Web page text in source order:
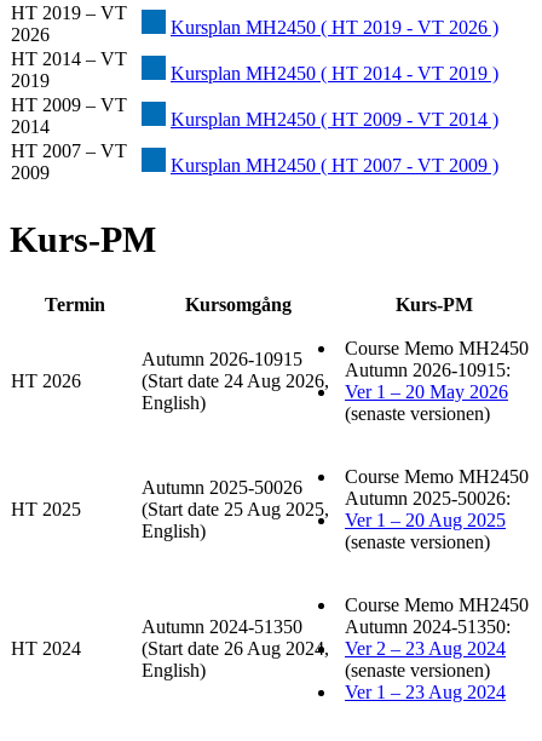
HT 2019 – VT
2026
Kursplan MH2450 ( HT 2019 - VT 2026 )
HT 2014 – VT
2019
Kursplan MH2450 ( HT 2014 - VT 2019 )
HT 2009 – VT
2014
Kursplan MH2450 ( HT 2009 - VT 2014 )
HT 2007 – VT
2009
Kursplan MH2450 ( HT 2007 - VT 2009 )
Kurs-PM
Termin Kursomgång Kurs-PM
HT 2026
Autumn 2026-10915
(Start date 24 Aug 2026,
English)
Course Memo MH2450
Autumn 2026-10915:
Ver 1 – 20 May 2026
(senaste versionen)
HT 2025
Autumn 2025-50026
(Start date 25 Aug 2025,
English)
Course Memo MH2450
Autumn 2025-50026:
Ver 1 – 20 Aug 2025
(senaste versionen)
HT 2024
Autumn 2024-51350
(Start date 26 Aug 2024,
English)
Course Memo MH2450
Autumn 2024-51350:
Ver 2 – 23 Aug 2024
(senaste versionen)
Ver 1 – 23 Aug 2024